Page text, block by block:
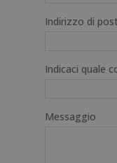
Indirizzo di
Indicaci quale
Messaggio